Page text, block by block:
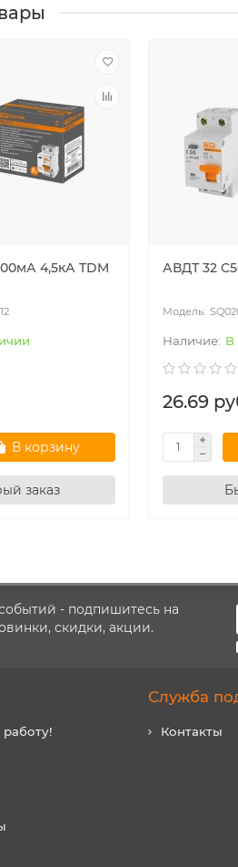
4,5кА TDM
В корзину
заказ
АВДТ 32
В
26.69
- подпишитесь на
скидки, акции.
Служба
Контакты